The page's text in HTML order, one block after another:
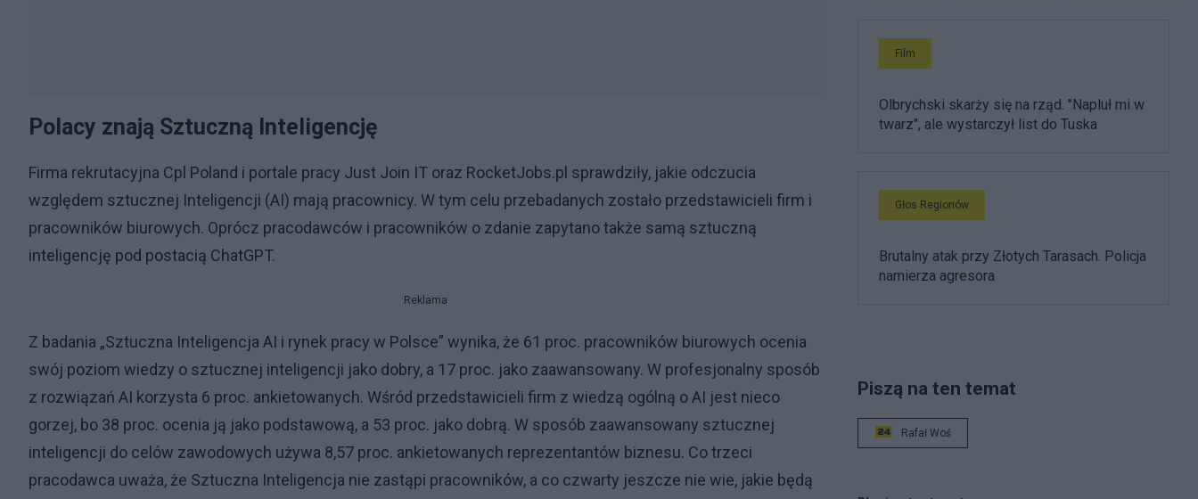
Polacy znają Sztuczną Inteligencję
Firma rekrutacyjna Cpl Poland i portale pracy Just Join IT oraz RocketJobs.pl sprawdziły, jakie odczucia
względem sztucznej Inteligencji (AI) mają pracownicy. W tym celu przebadanych zostało przedstawicieli firm i
pracowników biurowych. Oprócz pracodawców i pracowników o zdanie zapytano także samą sztuczną
inteligencję pod postacią ChatGPT.
Reklama
Z badania „Sztuczna Inteligencja AI i rynek pracy w Polsce” wynika, że 61 proc. pracowników biurowych ocenia
swój poziom wiedzy o sztucznej inteligencji jako dobry, a 17 proc. jako zaawansowany. W profesjonalny sposób
z rozwiązań AI korzysta 6 proc. ankietowanych. Wśród przedstawicieli firm z wiedzą ogólną o AI jest nieco
gorzej, bo 38 proc. ocenia ją jako podstawową, a 53 proc. jako dobrą. W sposób zaawansowany sztucznej
inteligencji do celów zawodowych używa 8,57 proc. ankietowanych reprezentantów biznesu. Co trzeci
pracodawca uważa, że Sztuczna Inteligencja nie zastąpi pracowników, a co czwarty jeszcze nie wie, jakie będą
Film
Olbrychski skarży się na rząd. "Napluł mi w
twarz", ale wystarczył list do Tuska
Głos Regionów
Brutalny atak przy Złotych Tarasach. Policja
namierza agresora
Piszą na ten temat
Rafał Woś